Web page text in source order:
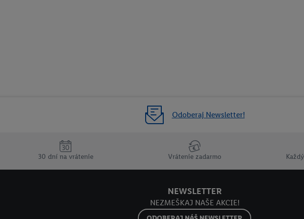
Odoberaj Newsletter!
30 dní na vrátenie Vrátenie zadarmo
NEWSLETTER
NEZMEŠKAJ NAŠE AKCIE!